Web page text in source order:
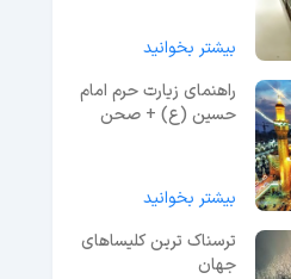
بیشتر بخوانید
راهنمای زیارت حرم امام
حسین (ع) + صحن
بیشتر بخوانید
ترسناک ترین کلیساهای
جهان